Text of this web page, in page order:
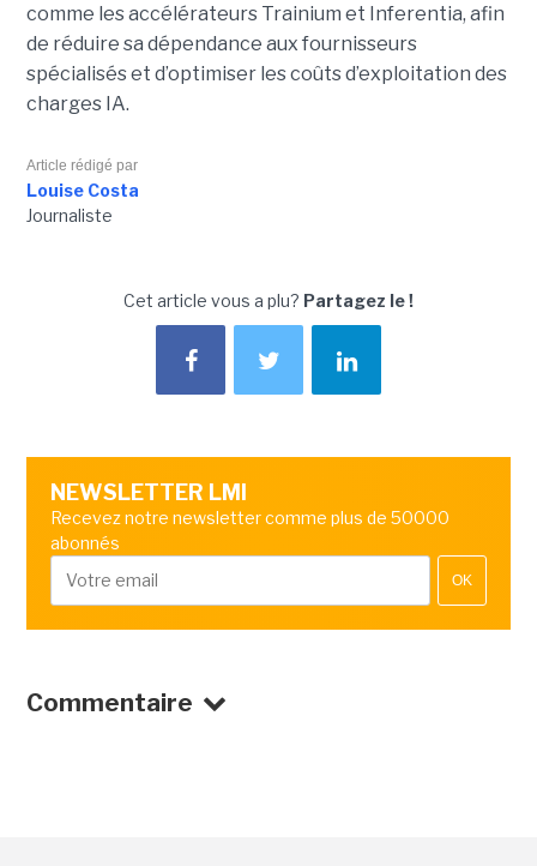
comme les accélérateurs Trainium et Inferentia, afin
de réduire sa dépendance aux fournisseurs
spécialisés et d’optimiser les coûts d’exploitation des
charges IA.
Article rédigé par
Louise Costa
Journaliste
Cet article vous a plu? Partagez le !
NEWSLETTER LMI
Recevez notre newsletter comme plus de 50000
abonnés
OK
Commentaire